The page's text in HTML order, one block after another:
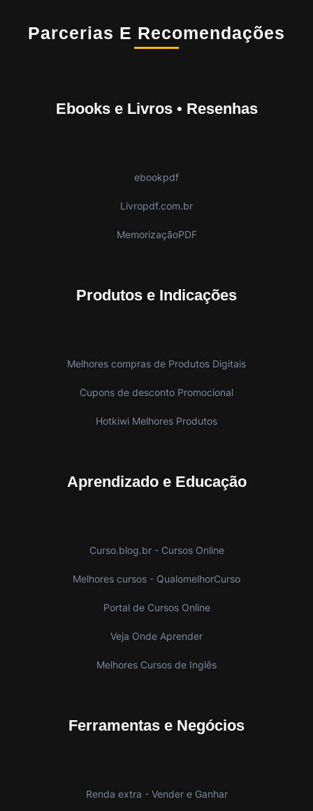
Parcerias E Recomendações
Ebooks e Livros • Resenhas
ebookpdf
Livropdf.com.br
MemorizaçãoPDF
Produtos e Indicações
Melhores compras de Produtos Digitais
Cupons de desconto Promocional
Hotkiwi Melhores Produtos
Aprendizado e Educação
Curso.blog.br - Cursos Online
Melhores cursos - QualomelhorCurso
Portal de Cursos Online
Veja Onde Aprender
Melhores Cursos de Inglês
Ferramentas e Negócios
Renda extra - Vender e Ganhar